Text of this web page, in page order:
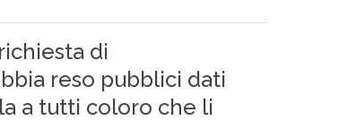
di
reso pubblici dati
a tutti coloro che li